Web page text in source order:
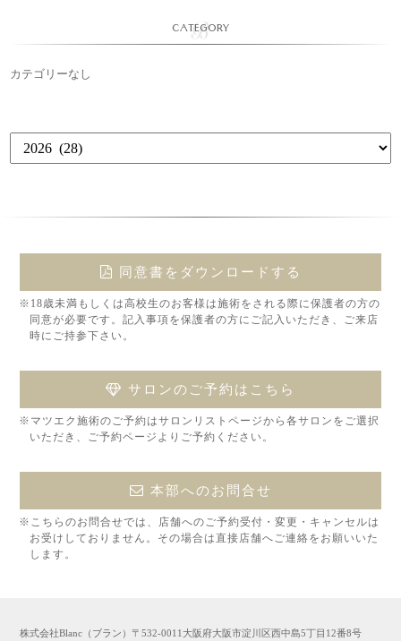
CATEGORY
カテゴリーなし
同意書をダウンロードする
※18歳未満もしくは高校生のお客様は施術をされる際に保護者の方の
同意が必要です。記入事項を保護者の方にご記入いただき、ご来店
時にご持参下さい。
サロンのご予約はこちら
※マツエク施術のご予約はサロンリストページから各サロンをご選択
いただき、ご予約ページよりご予約ください。
本部へのお問合せ
※こちらのお問合せでは、店舗へのご予約受付・変更・キャンセルは
お受けしておりません。その場合は直接店舗へご連絡をお願いいた
します。
株式会社Blanc（ブラン）〒532-0011大阪府大阪市淀川区西中島5丁目12番8号